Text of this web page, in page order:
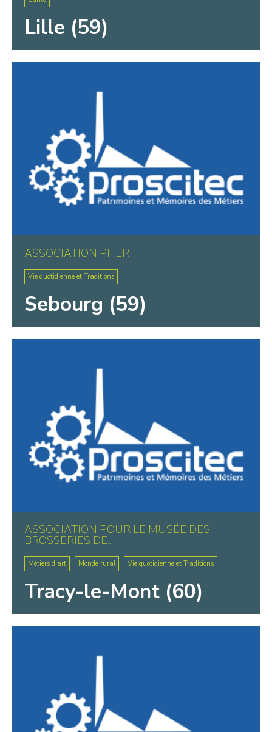
Lille (59)
ASSOCIATION PHER
Vie quotidienne et Traditions
Sebourg (59)
ASSOCIATION POUR LE MUSÉE DES
BROSSERIES DE...
Métiers d’art Monde rural Vie quotidienne et Traditions
Tracy-le-Mont (60)